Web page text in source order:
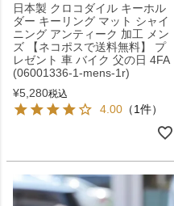
日本製 クロコダイル キーホル
ダー キーリング マット シャイ
ニング アンティーク 加工 メン
ズ 【ネコポスで送料無料】 プ
レゼント 車 バイク 父の日 4FA
(06001336-1-mens-1r)
¥5,280税込
4.00 （1件）